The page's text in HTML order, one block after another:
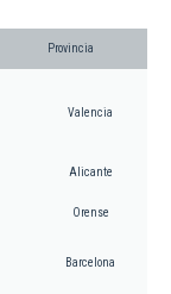
Provincia
Valencia
Alicante
Orense
Barcelona